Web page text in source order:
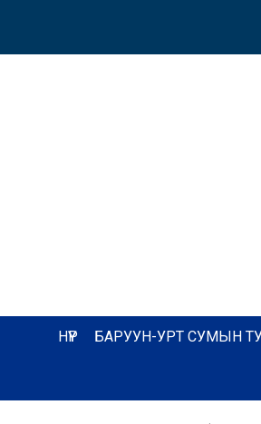
НҮҮР БАРУУН-УРТ СУМЫН